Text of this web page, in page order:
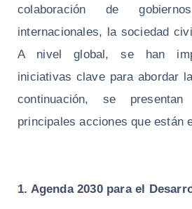
colaboración de
internacionales, la sociedad
A nivel global, se han
iniciativas clave para abordar
continuación, se
principales acciones que están
1. Agenda 2030 para el